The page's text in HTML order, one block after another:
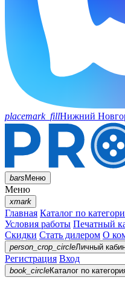
placemark_fillНижний
barsМеню
Меню
xmark
Главная Каталог по
Условия работы Печатный
Скидки Стать дилером О
person_crop_circleЛичный
Регистрация Вход
book_circleКаталог по